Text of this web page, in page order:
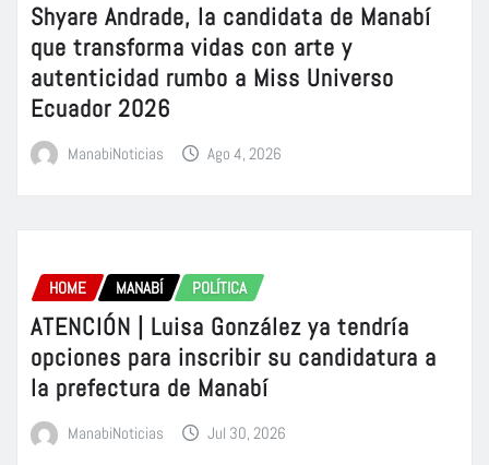
Shyare Andrade, la candidata de Manabí
que transforma vidas con arte y
autenticidad rumbo a Miss Universo
Ecuador 2026
ManabiNoticias Ago 4, 2026
HOME MANABÍ POLÍTICA
ATENCIÓN | Luisa González ya tendría
opciones para inscribir su candidatura a
la prefectura de Manabí
ManabiNoticias Jul 30, 2026